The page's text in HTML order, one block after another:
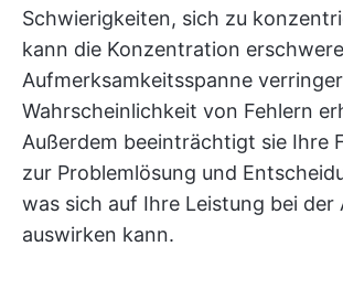
Schwierigkeiten, sich zu
kann die Konzentration
Aufmerksamkeitsspanne
Wahrscheinlichkeit von Fehlern
Außerdem beeinträchtigt sie Ihre
zur Problemlösung und
was sich auf Ihre Leistung bei der
auswirken kann.